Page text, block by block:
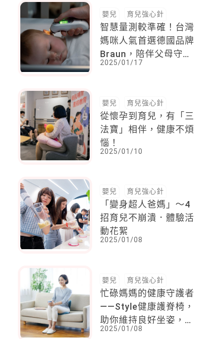
嬰兒 育兒強心針
智慧量測較準確！台灣
媽咪人氣首選德國品牌
Braun，陪伴父母守護
愛孩子的溫度
2025/01/17
嬰兒 育兒強心針
從懷孕到育兒，有「三
法寶」相伴，健康不煩
惱！
2025/01/10
嬰兒 育兒強心針
「變身超人爸媽」～4
招育兒不崩潰．體驗活
動花絮
2025/01/08
嬰兒 育兒強心針
忙碌媽媽的健康守護者
——Style健康護脊椅，
助你維持良好坐姿，坐
得舒適不疲累！
2025/01/08